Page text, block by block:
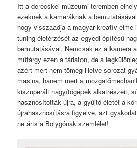
Itt a derecskei múzeumi teremben
ezeknek a kameráknak a
hogy visszaadja a magyar kreatív
tuning életérzését az egyedi építésű
bemutatásával. Nemcsak ez a kamera
műtárgy ezen a tárlaton, de a
azért mert nem tömeg illetve sorozat
masina, hanem mert a
kiszuperált nagyítógépek alkatrészeit,
hasznosították újra, a gyűjtő életét a
újrahasznosításra figyelve, azt
ne árts a Bolygónak szemlélet!